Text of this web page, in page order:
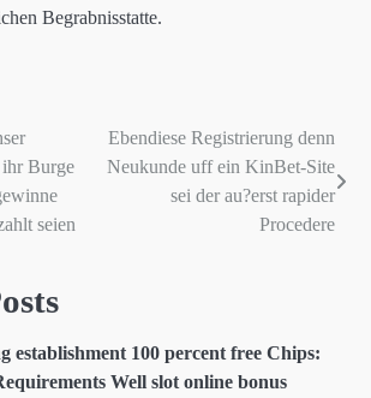
Begrabnisstatte.
ihr Burge
seien
Ebendiese Registrierung denn
Neukunde uff ein KinBet-Site
sei der au?erst rapider
Procedere
establishment 100 percent free Chips:
Well slot online bonus